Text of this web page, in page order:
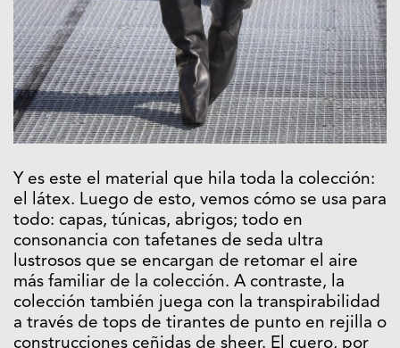
Y es este el material que hila toda la colección:
el látex. Luego de esto, vemos cómo se usa para
todo: capas, túnicas, abrigos; todo en
consonancia con tafetanes de seda ultra
lustrosos que se encargan de retomar el aire
más familiar de la colección. A contraste, la
colección también juega con la transpirabilidad
a través de tops de tirantes de punto en rejilla o
construcciones ceñidas de sheer. El cuero, por